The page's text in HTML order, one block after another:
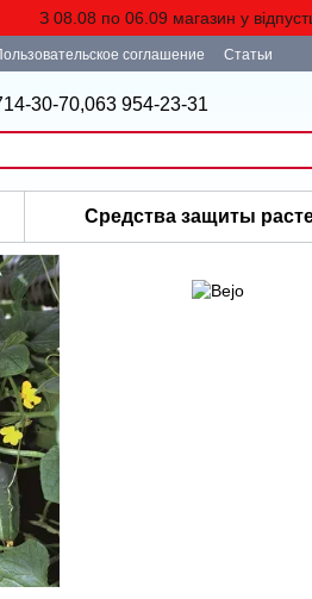
З 08.08 по 06.09 магазин у
соглашение Статьи
30-70,063 954-23-31
Средства защиты